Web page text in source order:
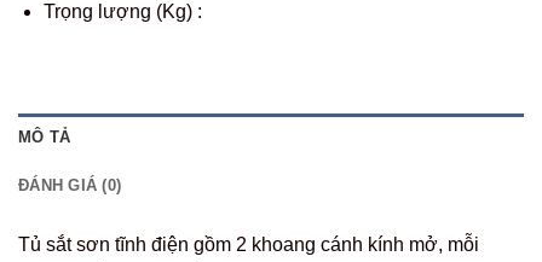
Trọng lượng (Kg) :
MÔ TẢ
ĐÁNH GIÁ (0)
Tủ sắt sơn tĩnh điện gồm 2 khoang cánh kính mở, mỗi